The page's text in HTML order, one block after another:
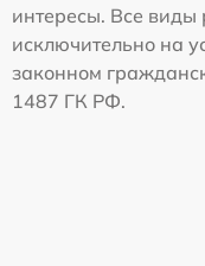
интересы. Все виды
исключительно на
законном
1487 ГК РФ.